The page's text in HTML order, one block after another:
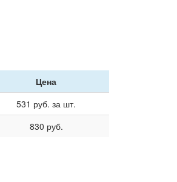
Цена
531 руб. за шт.
830 руб.